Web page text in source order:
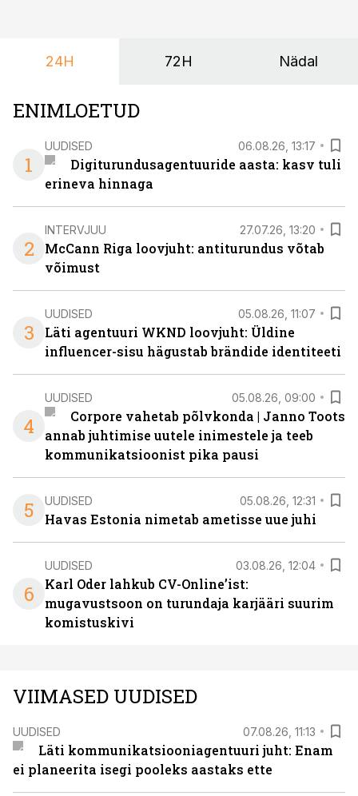
24H 72H Nädal
ENIMLOETUD
1
UUDISED 06.08.26, 13:17
Digiturundusagentuuride aasta: kasv tuli
erineva hinnaga
2
INTERVJUU 27.07.26, 13:20
McCann Riga loovjuht: antiturundus võtab
võimust
3
UUDISED 05.08.26, 11:07
Läti agentuuri WKND loovjuht: Üldine
influencer-sisu hägustab brändide identiteeti
4
UUDISED 05.08.26, 09:00
Corpore vahetab põlvkonda | Janno Toots
annab juhtimise uutele inimestele ja teeb
kommunikatsioonist pika pausi
5 UUDISED 05.08.26, 12:31
Havas Estonia nimetab ametisse uue juhi
6
UUDISED 03.08.26, 12:04
Karl Oder lahkub CV-Online’ist:
mugavustsoon on turundaja karjääri suurim
komistuskivi
VIIMASED UUDISED
UUDISED 07.08.26, 11:13
Läti kommunikatsiooniagentuuri juht: Enam
ei planeerita isegi pooleks aastaks ette